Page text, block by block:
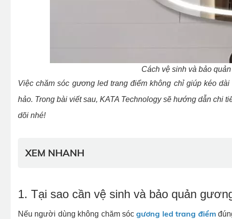
Cách vệ sinh và bảo
Việc chăm sóc gương led trang điểm không chỉ giúp kéo
hảo. Trong bài viết sau, KATA Technology sẽ hướng dẫn chi
dõi nhé!
XEM NHANH
1. Tại sao cần vệ sinh và bảo quản
Nếu người dùng không chăm sócgương led trang điểm